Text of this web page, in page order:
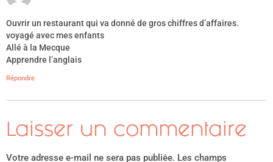
Ouvrir un restaurant qui va donné de gros chiffres d’affaires.
voyagé avec mes enfants
Allé à la Mecque
Apprendre l’anglais
Répondre
Laisser un commentaire
Votre adresse e-mail ne sera pas publiée. Les champs